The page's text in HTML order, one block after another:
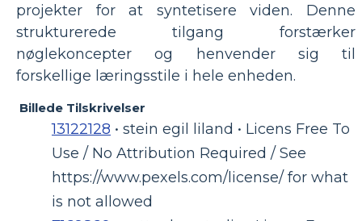
projekter for at syntetisere viden. Denne
strukturerede tilgang forstærker
nøglekoncepter og henvender sig til
forskellige læringsstile i hele enheden.
Billede Tilskrivelser
13122128 • stein egil liland • Licens Free To
Use / No Attribution Required / See
https://www.pexels.com/license/ for what
is not allowed